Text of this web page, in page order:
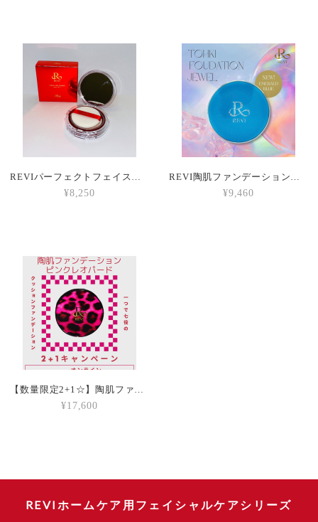
¥8,250
¥9,460
¥17,600
REVIホームケア用フェイシャルケアシリーズ